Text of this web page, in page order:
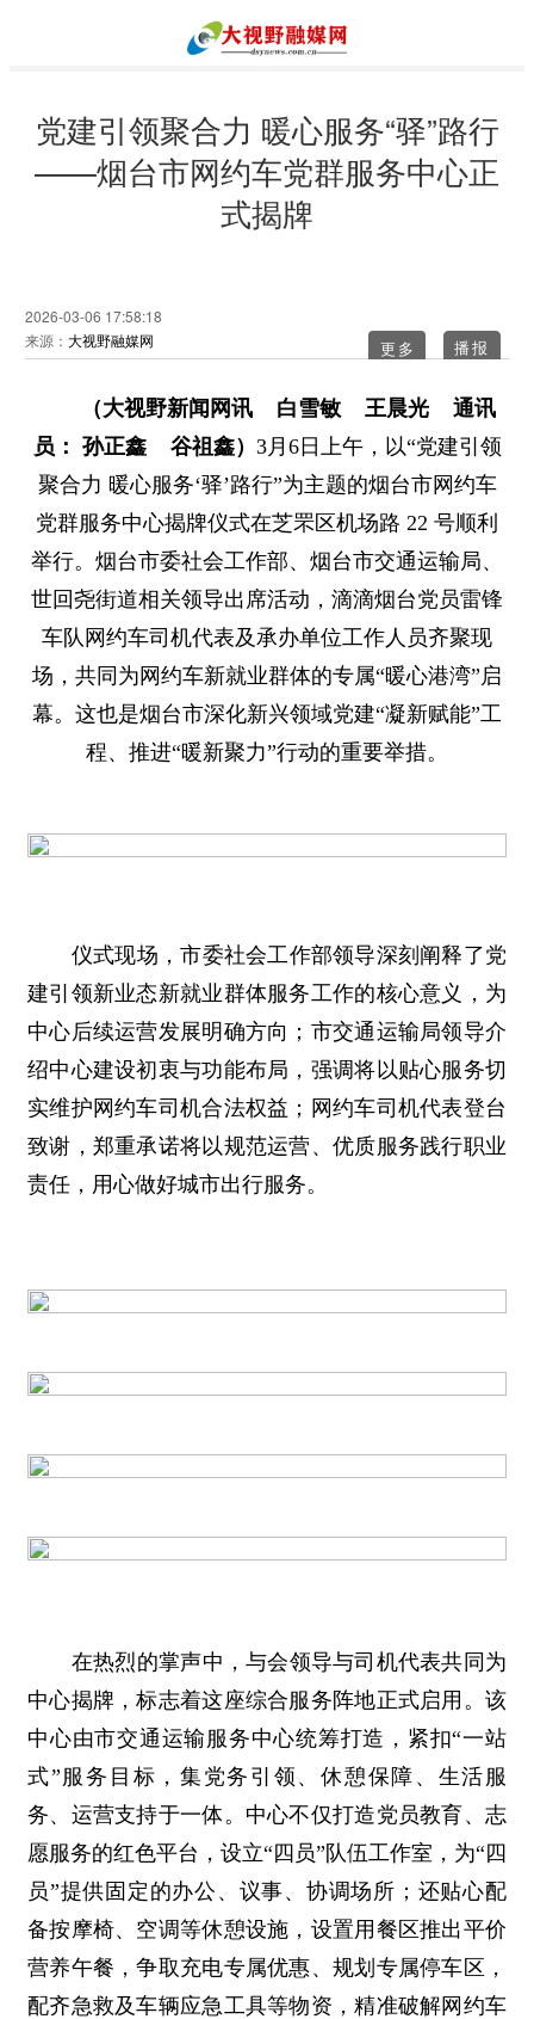
党建引领聚合力 暖心服务“驿”路行
——烟台市网约车党群服务中心正
式揭牌
2026-03-06 17:58:18
来源： 大视野融媒网 更多
（大视野新闻网讯 白雪敏 王晨光 通讯
员： 孙正鑫 谷祖鑫） 3月6日上午，以“党建引领
聚合力 暖心服务‘驿’路行”为主题的烟台市网约车
党群服务中心揭牌仪式在芝罘区机场路 22 号顺利
举行。烟台市委社会工作部、烟台市交通运输局、
世回尧街道相关领导出席活动，滴滴烟台党员雷锋
车队网约车司机代表及承办单位工作人员齐聚现
场，共同为网约车新就业群体的专属“暖心港湾”启
幕。这也是烟台市深化新兴领域党建“凝新赋能”工
程、推进“暖新聚力”行动的重要举措。
仪式现场，市委社会工作部领导深刻阐释了党
建引领新业态新就业群体服务工作的核心意义，为
中心后续运营发展明确方向；市交通运输局领导介
绍中心建设初衷与功能布局，强调将以贴心服务切
实维护网约车司机合法权益；网约车司机代表登台
致谢，郑重承诺将以规范运营、优质服务践行职业
责任，用心做好城市出行服务。
在热烈的掌声中，与会领导与司机代表共同为
中心揭牌，标志着这座综合服务阵地正式启用。该
中心由市交通运输服务中心统筹打造，紧扣“一站
式”服务目标，集党务引领、休憩保障、生活服
务、运营支持于一体。中心不仅打造党员教育、志
愿服务的红色平台，设立“四员”队伍工作室，为“四
员”提供固定的办公、议事、协调场所；还贴心配
备按摩椅、空调等休憩设施，设置用餐区推出平价
营养午餐，争取充电专属优惠、规划专属停车区，
配齐急救及车辆应急工具等物资，精准破解网约车